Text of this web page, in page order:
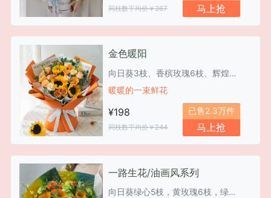
同枝数平均价￥367 马上抢
金色暖阳
向日葵3枝、香槟玫瑰6枝、辉煌玫瑰5枝
暖暖的一束鲜花
¥198
同枝数平均价￥244
已售2.3万件
马上抢
一路生花/油画风系列
向日葵绿心5枝，黄玫瑰6枝，绿康乃馨6枝